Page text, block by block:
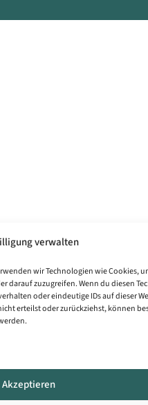
verwalten
wir Technologien wie Cookies,
darauf zuzugreifen. Wenn du diesen
oder eindeutige IDs auf dieser
erteilst oder zurückziehst, können
Akzeptieren